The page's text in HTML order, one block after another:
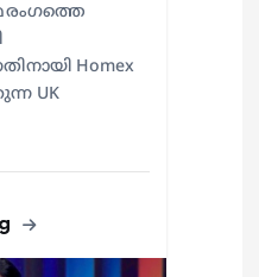
Homex
UK